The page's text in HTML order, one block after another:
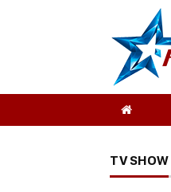
TV SHOW